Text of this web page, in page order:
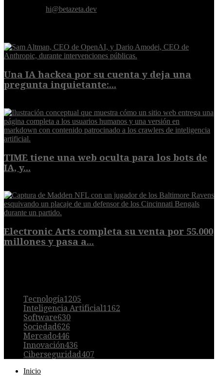
hi@betazeta.dev
Una IA hackea por su cuenta y deja una
pregunta inquietante:...
TIME tiene una web oculta para los bots de
IA, y...
Electronic Arts completa su venta por 55.000
millones y pasa a...
Tecnología1205
Inteligencia Artificial1162
Software630
Sociedad626
Mercado446
Innovación436
Ciberseguridad407
Inicio